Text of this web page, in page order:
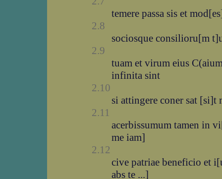
temere passa sis et
2.8
sociosque consilioru[m
2.9
tuam et virum eius
infinita sint
2.10
si attingere coner sat
2.11
acerbissumum tamen in
me iam]
2.12
cive patriae beneficio et
abs te ...]